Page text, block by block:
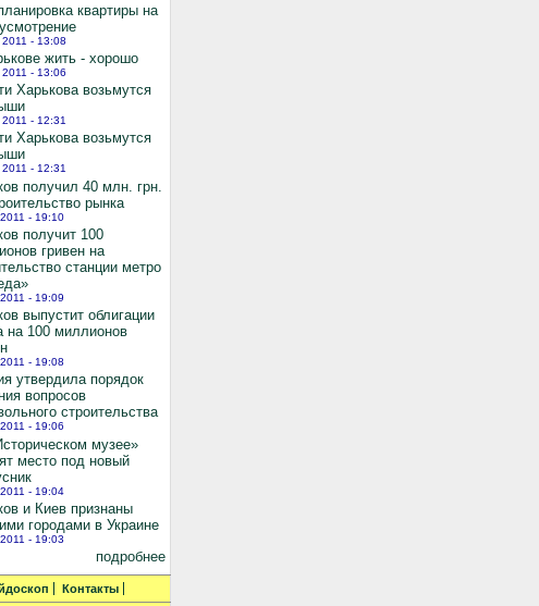
квартиры на
2011 - 13:08
жить - хорошо
2011 - 13:06
Харькова возьмутся
- 12:31
Харькова возьмутся
- 12:31
получил 40 млн. грн.
рынка
- 19:10
получит 100
гривен на
станции метро
- 19:09
выпустит облигации
на 100 миллионов
- 19:08
утвердила порядок
вопросов
строительства
- 19:06
музее»
место под новый
- 19:04
и Киев признаны
городами в Украине
- 19:03
подробнее
Контакты